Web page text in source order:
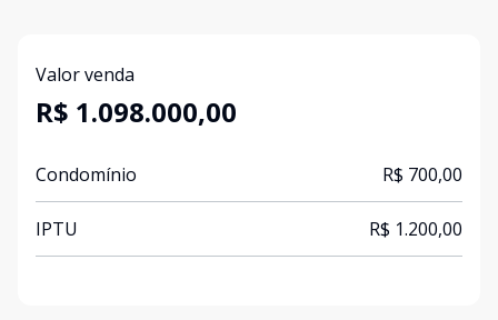
Valor venda
R$ 1.098.000,00
Condomínio R$ 700,00
IPTU R$ 1.200,00